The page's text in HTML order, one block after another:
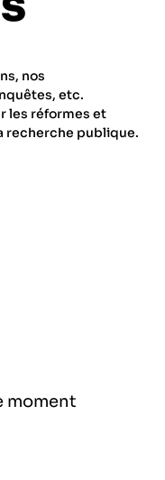
en
santé et de la
nos
etc.
les réformes et
recherche publique.
moment